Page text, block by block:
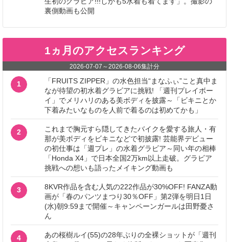
裏側動画も公開
1ヵ月のアクセスランキング
2026-07-07 ～2026-08-06集計分
1
「FRUITS ZIPPER」の水色担当“まなふぃ”こと真中ま
なが待望の初水着グラビアに挑戦! 「週刊プレイボー
イ」でメリハリのある美ボディを披露～「ビキニとか
下着みたいなものを人前で着るのは初めてかも」
2
これまで胸元すら隠してきたバイクを愛する旅人・有
那が美ボディをビキニなどで初披露! 芸能界デビュー
の初仕事は「週プレ」の水着グラビア～同い年の相棒
「Honda X4」で日本全国2万km以上走破。グラビア
挑戦への想いも語ったメイキング動画も
3
8KVR作品を含む人気の222作品が30%OFF! FANZA動
画が「春のパンツまつり30％OFF」第2弾を明日1日
(水)朝9:59まで開催～キャンペーンガールは田野憂さ
ん
4
あの桜樹ルイ(55)の28年ぶりの全裸ショットが「週刊